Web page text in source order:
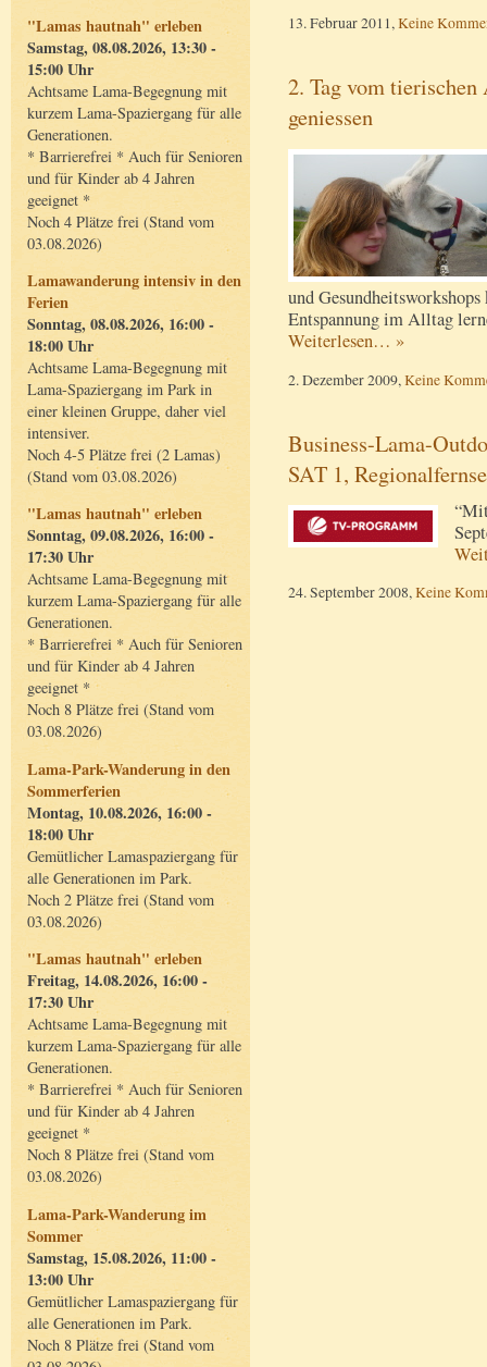
"Lamas hautnah" erleben
Samstag, 08.08.2026, 13:30 -
15:00 Uhr
Achtsame Lama-Begegnung mit
kurzem Lama-Spaziergang für alle
Generationen.
* Barrierefrei * Auch für Senioren
und für Kinder ab 4 Jahren
geeignet *
Noch 4 Plätze frei (Stand vom
03.08.2026)
Lamawanderung intensiv in den
Ferien
Sonntag, 08.08.2026, 16:00 -
18:00 Uhr
Achtsame Lama-Begegnung mit
Lama-Spaziergang im Park in
einer kleinen Gruppe, daher viel
intensiver.
Noch 4-5 Plätze frei (2 Lamas)
(Stand vom 03.08.2026)
"Lamas hautnah" erleben
Sonntag, 09.08.2026, 16:00 -
17:30 Uhr
Achtsame Lama-Begegnung mit
kurzem Lama-Spaziergang für alle
Generationen.
* Barrierefrei * Auch für Senioren
und für Kinder ab 4 Jahren
geeignet *
Noch 8 Plätze frei (Stand vom
03.08.2026)
Lama-Park-Wanderung in den
Sommerferien
Montag, 10.08.2026, 16:00 -
18:00 Uhr
Gemütlicher Lamaspaziergang für
alle Generationen im Park.
Noch 2 Plätze frei (Stand vom
03.08.2026)
"Lamas hautnah" erleben
Freitag, 14.08.2026, 16:00 -
17:30 Uhr
Achtsame Lama-Begegnung mit
kurzem Lama-Spaziergang für alle
Generationen.
* Barrierefrei * Auch für Senioren
und für Kinder ab 4 Jahren
geeignet *
Noch 8 Plätze frei (Stand vom
03.08.2026)
Lama-Park-Wanderung im
Sommer
Samstag, 15.08.2026, 11:00 -
13:00 Uhr
Gemütlicher Lamaspaziergang für
alle Generationen im Park.
Noch 8 Plätze frei (Stand vom
13. Februar 2011,Keine
2. Tag vom tierischen
geniessen
und
Entspannung im Alltag
Weiterlesen… »
2. Dezember 2009, Keine
Business-Lama-
SAT 1,
24. September 2008,Keine